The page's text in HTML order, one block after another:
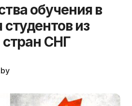
пароль
обучения в
из
стран СНГ